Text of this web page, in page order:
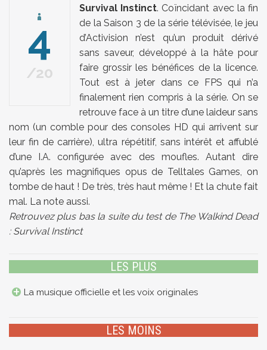
4
20
Survival Instinct. Coïncidant avec la fin
de la Saison 3 de la série télévisée, le jeu
d’Activision n’est qu’un produit dérivé
sans saveur, développé à la hâte pour
faire grossir les bénéfices de la licence.
Tout est à jeter dans ce FPS qui n’a
finalement rien compris à la série. On se
retrouve face à un titre d’une laideur sans
nom (un comble pour des consoles HD qui arrivent sur
leur fin de carrière), ultra répétitif, sans intérêt et affublé
d’une I.A. configurée avec des moufles. Autant dire
qu’après les magnifiques opus de Telltales Games, on
tombe de haut ! De très, très haut même ! Et la chute fait
mal. La note aussi.
Retrouvez plus bas la suite du test de The Walkind Dead
: Survival Instinct
LES PLUS
La musique officielle et les voix originales
LES MOINS